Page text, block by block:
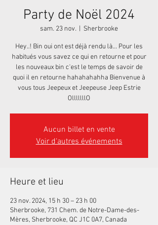
Party de Noël 2024
sam. 23 nov. Sherbrooke
Hey..! Bin oui ont est déjà rendu là... Pour les
habitués vous savez ce qui en retourne et pour
les nouveaux bin c'est le temps de savoir de
quoi il en retourne hahahahahha Bienvenue à
vous tous Jeepeux et Jeepeuse Jeep Estrie
OlllllllO
Aucun billet en vente
Voir d'autres événements
Heure et lieu
23 nov. 2024, 15 h 30 – 23 h 00
Sherbrooke, 731 Chem. de Notre-Dame-des-
Mères, Sherbrooke, QC J1C 0A7, Canada